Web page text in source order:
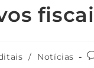
/ Notícias